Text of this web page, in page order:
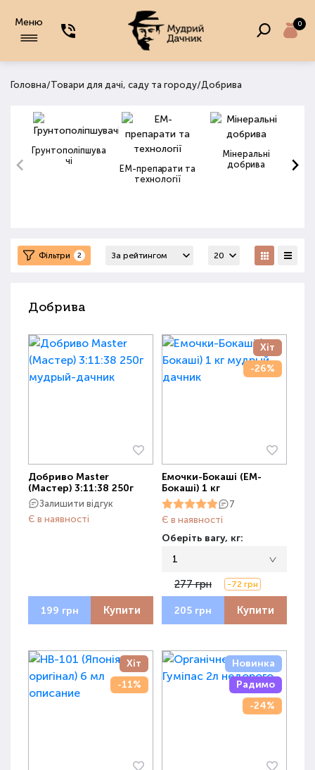
Меню 0
Головна/Товари для дачі, саду та городу/Добрива
Грунтополіпшува
чі
ЕМ-препарати та
технології
Мінеральні
добрива
Фільтри 2
Добрива
Добриво Master
(Мастер) 3:11:38 250г
Залишити відгук
Є в наявності
199 грн Купити
Хіт
-26%
Емочки-Бокаші (ЕМ-
Бокаші) 1 кг
7
Є в наявності
Оберіть вагу, кг:
1
277 грн -72 грн
205 грн Купити
Хіт
-11%
Новинка
Радимо
-24%